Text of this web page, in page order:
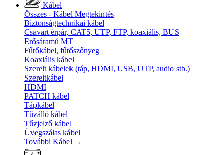
Kábel
Összes - Kábel Megtekintés
Biztonságtechnikai kábel
Csavart érpár, CAT5, UTP, FTP, koaxiális, BUS
Erősáramú MT
Fűtőkábel, fűtőszőnyeg
Koaxiális kábel
Szerelt kábelek (táp, HDMI, USB, UTP, audio stb.)
Szereltkábel
HDMI
PATCH kábel
Tápkábel
Tűzálló kábel
Tűzjelző kábel
Üvegszálas kábel
További Kábel →